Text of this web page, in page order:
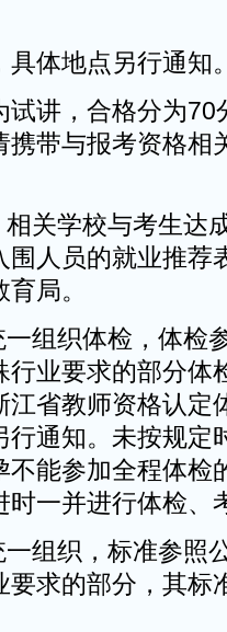
具体地点另行通知
试讲，合格分为70
携带与报考资格相
关学校与考生达
围人员的就业推荐
局。
组织体检，体检
行业要求的部分体
江省教师资格认定
行通知。未按规定
不能参加全程体检
时一并进行体检、
组织，标准参照
要求的部分，其标